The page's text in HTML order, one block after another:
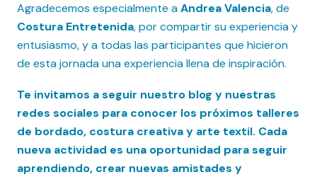
Agradecemos especialmente aAndrea Valencia, de
Costura Entretenida, por compartir su experiencia y
entusiasmo, y a todas las participantes que hicieron
de esta jornada una experiencia llena de inspiración.
Te invitamos a seguir nuestro blog y nuestras
redes sociales para conocer los próximos talleres
de bordado, costura creativa y arte textil. Cada
nueva actividad es una oportunidad para seguir
aprendiendo, crear nuevas amistades y